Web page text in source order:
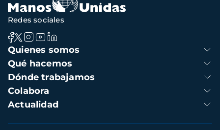
Navegación
principal
Quienes somos
Qué hacemos
Dónde trabajamos
Colabora
Actualidad
Redes sociales